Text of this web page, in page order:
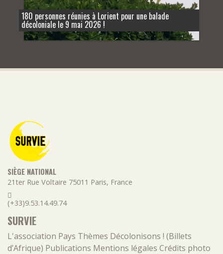
180 personnes réunies à Lorient pour une balade
décoloniale le 9 mai 2026 !
SIÈGE NATIONAL
21ter Rue Voltaire 75011 Paris, France
(+33)9.53.14.49.74
SURVIE
L'association Pays Thèmes Décolonisons ! (Billets
d’Afrique) Publications Mentions légales Crédits photo